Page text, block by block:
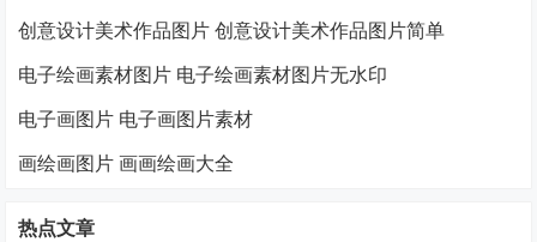
创意设计美术作品图片 创意设计美术作品图片简单
电子绘画素材图片 电子绘画素材图片无水印
电子画图片 电子画图片素材
画绘画图片 画画绘画大全
热点文章